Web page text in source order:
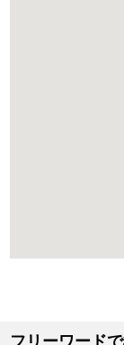
フリーワード